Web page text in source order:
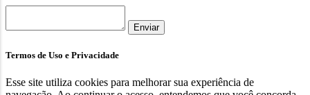
Enviar
Termos de Uso e Privacidade
Esse site utiliza cookies para melhorar sua experiência de